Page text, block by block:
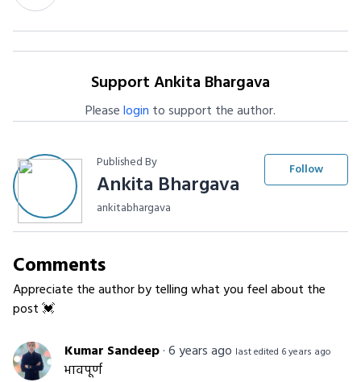
Support Ankita Bhargava
Pleaselogin to support the author.
Published By
Ankita Bhargava
ankitabhargava
Follow
Comments
Appreciate the author by telling what you feel about the
post 💓
Kumar Sandeep·6 years ago last edited 6 years ago
भावपूर्ण